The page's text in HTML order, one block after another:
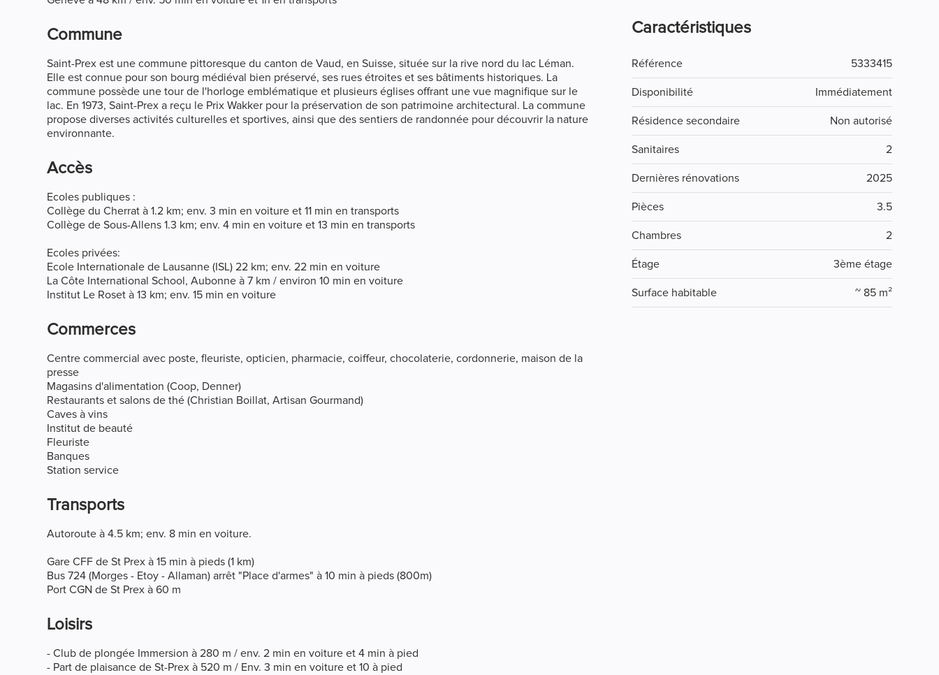
Commune
Saint-Prex est une commune pittoresque du canton de Vaud, en Suisse, située sur la rive nord du lac Léman.
Elle est connue pour son bourg médiéval bien préservé, ses rues étroites et ses bâtiments historiques. La
commune possède une tour de l'horloge emblématique et plusieurs églises offrant une vue magnifique sur le
lac. En 1973, Saint-Prex a reçu le Prix Wakker pour la préservation de son patrimoine architectural. La commune
propose diverses activités culturelles et sportives, ainsi que des sentiers de randonnée pour découvrir la nature
environnante.
Accès
Ecoles publiques :
Collège du Cherrat à 1.2 km; env. 3 min en voiture et 11 min en transports
Collège de Sous-Allens 1.3 km; env. 4 min en voiture et 13 min en transports
Ecoles privées:
Ecole Internationale de Lausanne (ISL) 22 km; env. 22 min en voiture
La Côte International School, Aubonne à 7 km / environ 10 min en voiture
Institut Le Roset à 13 km; env. 15 min en voiture
Commerces
Centre commercial avec poste, fleuriste, opticien, pharmacie, coiffeur, chocolaterie, cordonnerie, maison de la
presse
Magasins d'alimentation (Coop, Denner)
Restaurants et salons de thé (Christian Boillat, Artisan Gourmand)
Caves à vins
Institut de beauté
Fleuriste
Banques
Station service
Transports
Autoroute à 4.5 km; env. 8 min en voiture.
Gare CFF de St Prex à 15 min à pieds (1 km)
Bus 724 (Morges - Etoy - Allaman) arrêt "Place d'armes" à 10 min à pieds (800m)
Port CGN de St Prex à 60 m
Loisirs
- Club de plongée Immersion à 280 m / env. 2 min en voiture et 4 min à pied
- Part de plaisance de St-Prex à 520 m / Env. 3 min en voiture et 10 à pied
Caractéristiques
Référence 5333415
Disponibilité Immédiatement
Résidence secondaire Non autorisé
Sanitaires 2
Dernières rénovations 2025
Pièces 3.5
Chambres 2
Étage 3ème étage
Surface habitable ~ 85 m²